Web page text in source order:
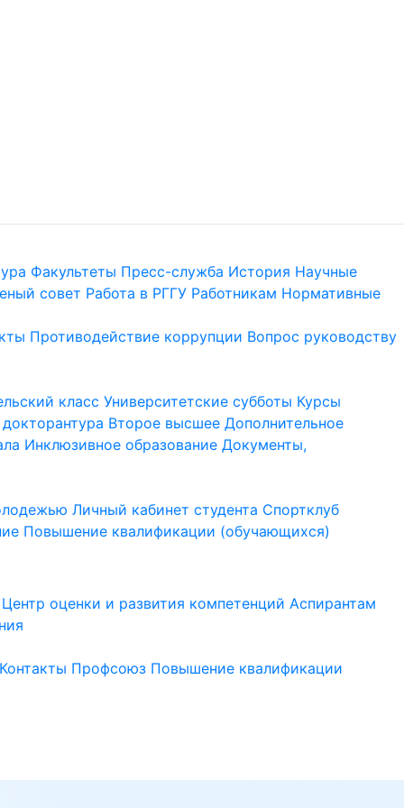
Факультеты Пресс-служба История Научные
совет Работа в РГГУ Работникам Нормативные
Противодействие коррупции Вопрос руководству
класс Университетские субботы Курсы
Второе высшее Дополнительное
Инклюзивное образование Документы,
Личный кабинет студента Спортклуб
Повышение квалификации (обучающихся)
Центр оценки и развития компетенций Аспирантам
Контакты Профсоюз Повышение квалификации